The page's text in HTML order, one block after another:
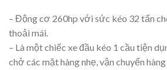
– Động cơ 260hp với sức kéo 32 tấn
thoải mái.
– Là một chiếc xe đầu kéo 1 cầu tiện
chở các mặt hàng nhẹ, vận chuyển